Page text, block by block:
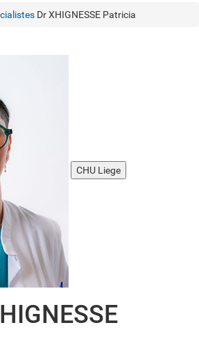
Dr XHIGNESSE Patricia
CHU Liege